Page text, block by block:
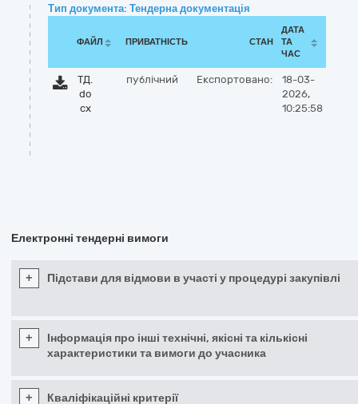
Тип документа: Тендерна документація
ФАЙЛ ПРИВАТНІСТЬ СТАН
ДАТА
ТА
ЧАС
ТД.
do
cx
публічний Експортовано:
18-03-
2026,
10:25:58
Електронні тендерні вимоги
+ Підстави для відмови в участі у процедурі закупівлі
+
Інформація про інші технічні, якісні та кількісні
характеристики та вимоги до учасника
+ Кваліфікаційні критерії